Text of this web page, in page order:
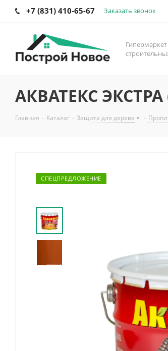
+7 (831) 410-65-67 Заказать звонок
Гипермаркет
АКВАТЕКС
Главная - Каталог - Защита для дерева -
СПЕЦПРЕДЛОЖЕНИЕ